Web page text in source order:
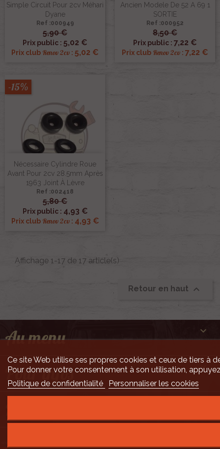
Simple Circuit Pour 2cv Méhari
Dyane
Ref :000949
5,90 €
Prix public : 5,02 €
Prix club Renov 2cv : 5,02 €
Ancien Modele De 52 A 69 1
SORTIE
Ref :000952
8,50 €
Prix public : 7,22 €
Prix club Renov 2cv : 7,22 €
Nécessaire Cylindre Roue
Avant Pour 2cv 28.5mm Après
1963 Joint À Lèvre
Ref :002418
5,80 €
Prix public : 4,93 €
Prix club Renov 2cv: 4,93 €
-15%
Affichage 1-17 de 17 article(s)
Retour en haut 
Au menu 
Pour infos 
Ce site Web utilise ses propres cookies et ceux de tiers à
Pour donner votre consentement à son utilisation,
Politique de confidentialité
Personnaliser les cookies